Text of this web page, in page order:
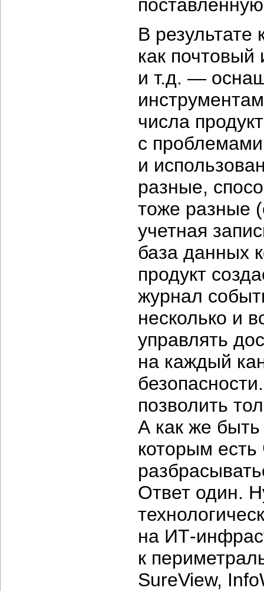
В результате
как
и т.д. —
числа
с
и
разные,
тоже разные
учетная
база данных
продукт
журнал
несколько и
управлять
на каждый
позволить
А как же
которым
Ответ один.
на ИТ-
к
SureView,